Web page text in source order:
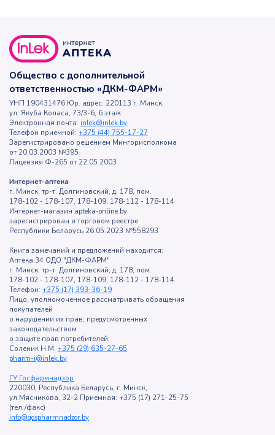
Общество с дополнительной
ответственностью «ДКМ-ФАРМ»
УНП 190431476 Юр. адрес: 220113 г. Минск,
ул. Якуба Коласа, 73/3-6, 6 этаж
Электронная почта: inlek@inlek.by
Телефон приемной: +375 (44) 755-17-27
Зарегистрировано решением Мингорисполкома
от 20.03.2003 №395
Лицензия Ф-265 от 22.05.2003
Интернет-аптека
г. Минск, тр-т. Долгиновский, д. 178, пом.
178-102 - 178-107, 178-109, 178-112 - 178-114
Интернет-магазин apteka-online.by
зарегистрирован в торговом реестре
Республики Беларусь 26.05.2023 №558293
Книга замечаний и предложений находится:
Аптека 34 ОДО "ДКМ-ФАРМ"
г. Минск, тр-т. Долгиновский, д. 178, пом.
178-102 - 178-107, 178-109, 178-112 - 178-114
Телефон: +375 (17) 393-36-19
Лицо, уполномоченное рассматривать обращения
покупателей
о нарушении их прав, предусмотренных
законодательством
о защите прав потребителей:
Соленик Н.М. +375 (29) 635-27-65
pharm-i@inlek.by
ГУ Госфармнадзор
220030, Республика Беларусь, г. Минск,
ул.Мясникова, 32-2 Приемная: +375 (17) 271-25-75
(тел./факс)
info@gospharmnadzor.by